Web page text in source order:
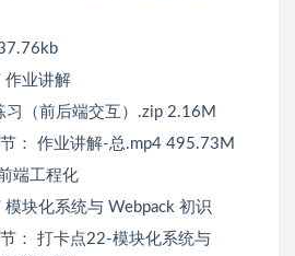
作业讲解
习（前后端交互）.zip 2.16M
： 作业讲解-总.mp4 495.73M
端工程化
块化系统与 Webpack 初识
： 打卡点22-模块化系统与